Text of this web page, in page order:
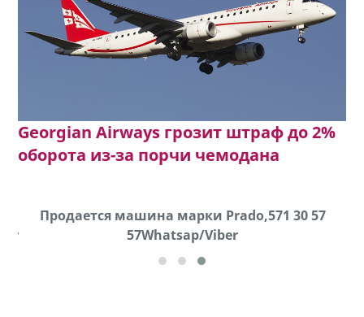
Georgian Airways грозит штраф до 2%
оборота из-за порчи чемодана
Продается машина марки Prado,571 30 57
57Whatsap/Viber